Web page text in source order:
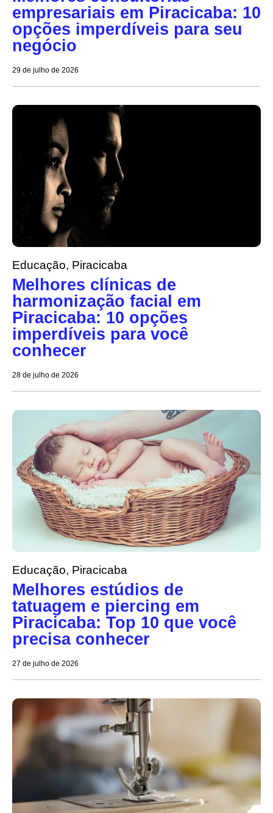
empresariais em Piracicaba: 10
opções imperdíveis para seu
negócio
29 de julho de 2026
Educação, Piracicaba
Melhores clínicas de
harmonização facial em
Piracicaba: 10 opções
imperdíveis para você
conhecer
28 de julho de 2026
Educação, Piracicaba
Melhores estúdios de
tatuagem e piercing em
Piracicaba: Top 10 que você
precisa conhecer
27 de julho de 2026